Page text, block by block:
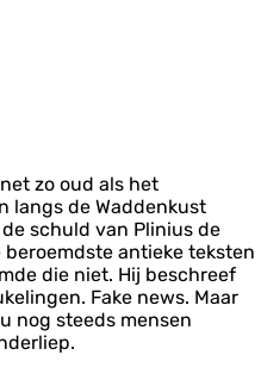
zo oud als het
langs de Waddenkust
schuld van Plinius de
antieke teksten
die niet. Hij beschreef
Fake news. Maar
nog steeds mensen